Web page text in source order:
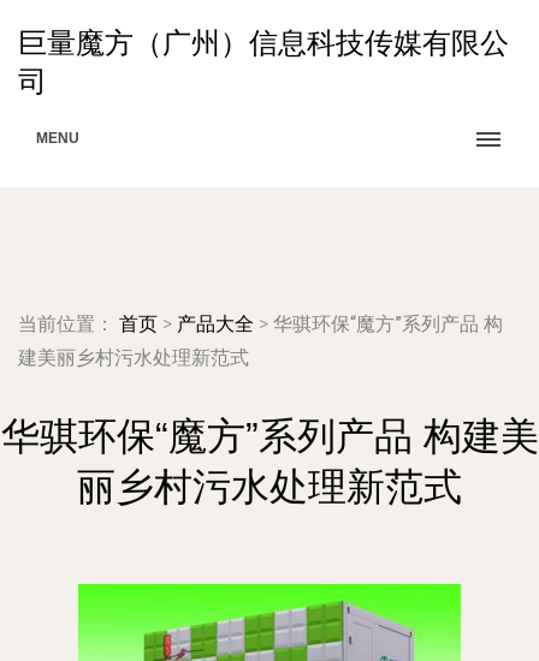
巨量魔方（广州）信息科技传媒有限公
司
MENU
当前位置： 首页 > 产品大全 > 华骐环保“魔方”系列产品 构
建美丽乡村污水处理新范式
华骐环保“魔方”系列产品 构建美
丽乡村污水处理新范式